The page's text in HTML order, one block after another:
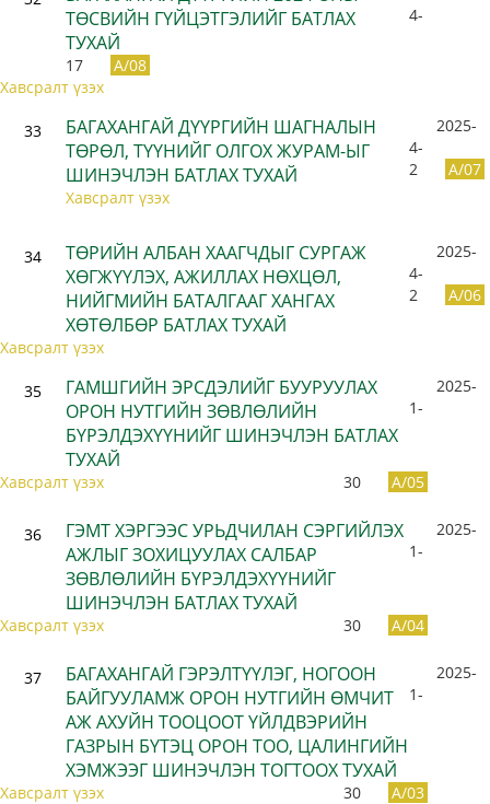
ТӨСВИЙН ГҮЙЦЭТГЭЛИЙГ БАТЛАХ
ТУХАЙ
4-
17
A/08
Хавсралт үзэх
33
БАГАХАНГАЙ ДҮҮРГИЙН ШАГНАЛЫН
ТӨРӨЛ, ТҮҮНИЙГ ОЛГОХ ЖУРАМ-ЫГ
ШИНЭЧЛЭН БАТЛАХ ТУХАЙ
2025-
4-
2
A/07
Хавсралт үзэх
34
ТӨРИЙН АЛБАН ХААГЧДЫГ СУРГАЖ
ХӨГЖҮҮЛЭХ, АЖИЛЛАХ НӨХЦӨЛ,
НИЙГМИЙН БАТАЛГААГ ХАНГАХ
ХӨТӨЛБӨР БАТЛАХ ТУХАЙ
2025-
4-
2
A/06
Хавсралт үзэх
35
ГАМШГИЙН ЭРСДЭЛИЙГ БУУРУУЛАХ
ОРОН НУТГИЙН ЗӨВЛӨЛИЙН
БҮРЭЛДЭХҮҮНИЙГ ШИНЭЧЛЭН БАТЛАХ
ТУХАЙ
2025-
1-
30 A/05
Хавсралт үзэх
36
ГЭМТ ХЭРГЭЭС УРЬДЧИЛАН СЭРГИЙЛЭХ
АЖЛЫГ ЗОХИЦУУЛАХ САЛБАР
ЗӨВЛӨЛИЙН БҮРЭЛДЭХҮҮНИЙГ
ШИНЭЧЛЭН БАТЛАХ ТУХАЙ
2025-
1-
30 A/04
Хавсралт үзэх
37
БАГАХАНГАЙ ГЭРЭЛТҮҮЛЭГ, НОГООН
БАЙГУУЛАМЖ ОРОН НУТГИЙН ӨМЧИТ
АЖ АХУЙН ТООЦООТ ҮЙЛДВЭРИЙН
ГАЗРЫН БҮТЭЦ ОРОН ТОО, ЦАЛИНГИЙН
ХЭМЖЭЭГ ШИНЭЧЛЭН ТОГТООХ ТУХАЙ
2025-
1-
30 A/03
Хавсралт үзэх